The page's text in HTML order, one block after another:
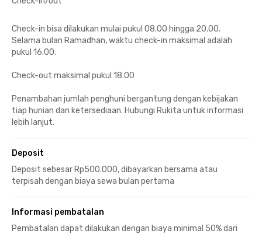
Check-in bisa dilakukan mulai pukul 08.00 hingga 20.00.
Selama bulan Ramadhan, waktu check-in maksimal adalah
pukul 16.00.
Check-out maksimal pukul 18.00
Penambahan jumlah penghuni bergantung dengan kebijakan
tiap hunian dan ketersediaan. Hubungi Rukita untuk informasi
lebih lanjut.
Deposit
Deposit sebesar Rp500.000, dibayarkan bersama atau
terpisah dengan biaya sewa bulan pertama
Informasi pembatalan
Pembatalan dapat dilakukan dengan biaya minimal 50% dari